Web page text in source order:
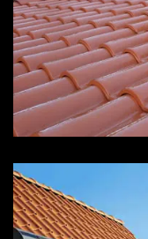
Devis
Savoie